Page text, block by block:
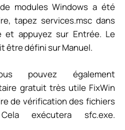
modules Windowsa été
tapezservices.msc dans
et appuyez sur Entrée. Le
être défini sur Manuel.
pouvez également
gratuit très utile FixWin
de vérification des fichiers
exécutera sfc.exe.